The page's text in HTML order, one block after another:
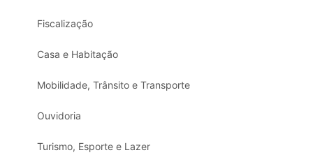
Fiscalização
Casa e Habitação
Mobilidade, Trânsito e Transporte
Ouvidoria
Turismo, Esporte e Lazer